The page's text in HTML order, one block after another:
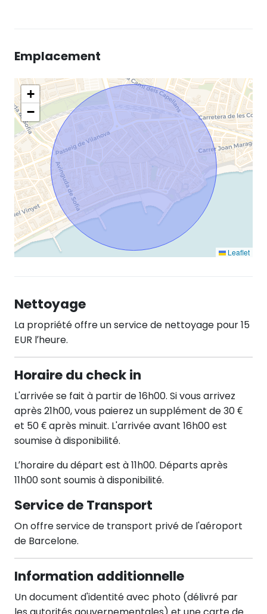
Emplacement
+
−
Leaflet
Nettoyage
La propriété offre un service de nettoyage pour 15
EUR l’heure.
Horaire du check in
L'arrivée se fait à partir de 16h00. Si vous arrivez
après 21h00, vous paierez un supplément de 30 €
et 50 € après minuit. L'arrivée avant 16h00 est
soumise à disponibilité.
L’horaire du départ est à 11h00. Départs après
11h00 sont soumis à disponibilité.
Service de Transport
On offre service de transport privé de l'aéroport
de Barcelone.
Information additionnelle
Un document d'identité avec photo (délivré par